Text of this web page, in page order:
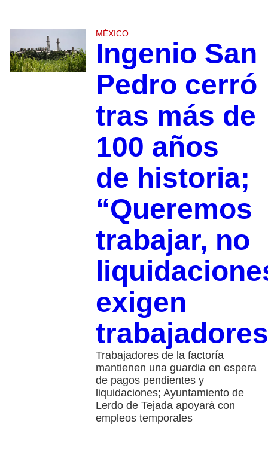
MÉXICO
Ingenio San
Pedro cerró
tras más de
100 años
de historia;
“Queremos
trabajar, no
exigen
trabajadores
Trabajadores de la factoría
mantienen una guardia en espera
de pagos pendientes y
liquidaciones; Ayuntamiento de
Lerdo de Tejada apoyará con
empleos temporales